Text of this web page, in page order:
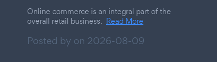
Online commerce is an integral part of the
overall retail business. Read More
Posted by on 2026-08-09